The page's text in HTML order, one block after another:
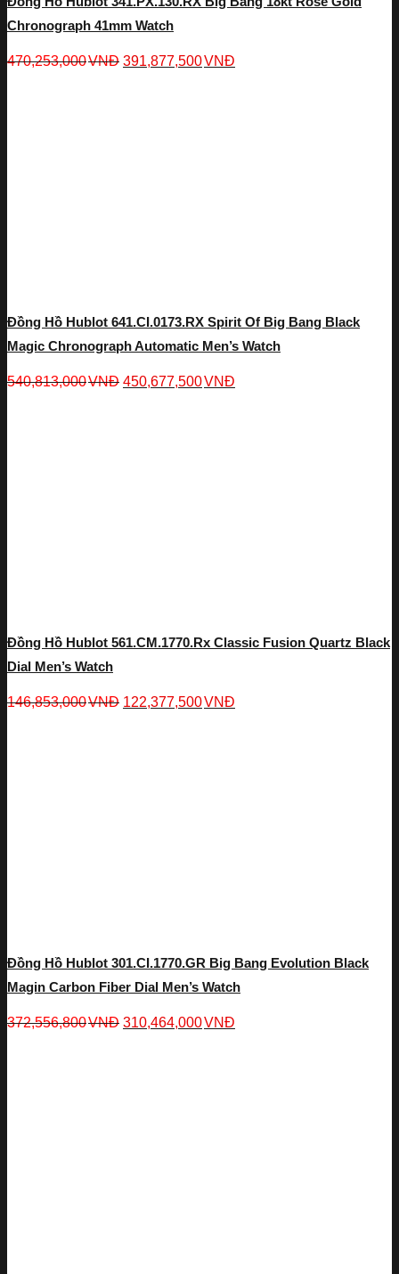
Chronograph 41mm Watch
470,253,000VNĐ 391,877,500VNĐ
Đồng Hồ Hublot 641.CI.0173.RX Spirit Of Big Bang Black
Magic Chronograph Automatic Men’s Watch
540,813,000VNĐ 450,677,500VNĐ
Đồng Hồ Hublot 561.CM.1770.Rx Classic Fusion Quartz Black
Dial Men’s Watch
146,853,000VNĐ 122,377,500VNĐ
Đồng Hồ Hublot 301.CI.1770.GR Big Bang Evolution Black
Magin Carbon Fiber Dial Men’s Watch
372,556,800VNĐ 310,464,000VNĐ